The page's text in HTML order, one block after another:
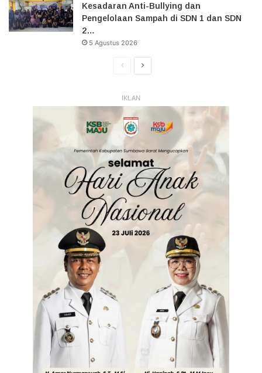
Kesadaran Anti-Bullying dan
Pengelolaan Sampah di SDN 1 dan SDN
2…
5 Agustus 2026
HalamanHalaman
IKLAN